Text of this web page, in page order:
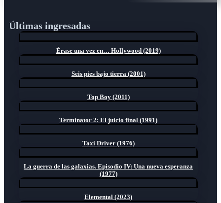
Últimas ingresadas
Érase una vez en… Hollywood (2019)
Seis pies bajo tierra (2001)
Top Boy (2011)
Terminator 2: El juicio final (1991)
Taxi Driver (1976)
La guerra de las galaxias. Episodio IV: Una nueva esperanza
(1977)
Elemental (2023)